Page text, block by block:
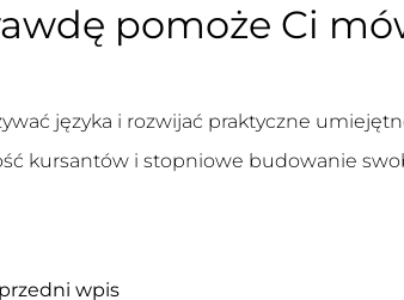
pomoże Ci
języka i rozwijać praktyczne
kursantów i stopniowe budowanie
wpis